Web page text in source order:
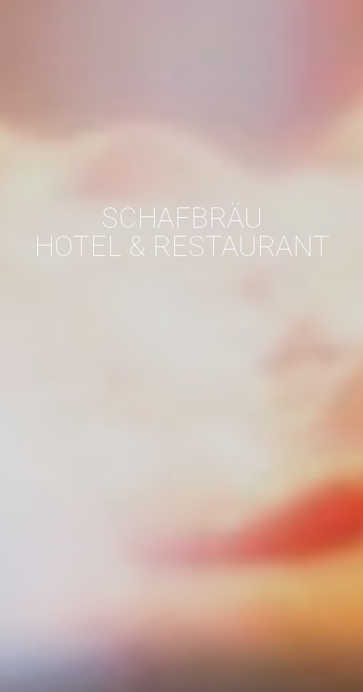
SCHAFBRÄU
HOTEL & RESTAURANT